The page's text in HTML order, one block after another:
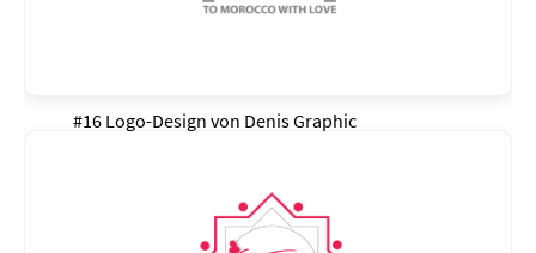
#16 Logo-Design von Denis Graphic